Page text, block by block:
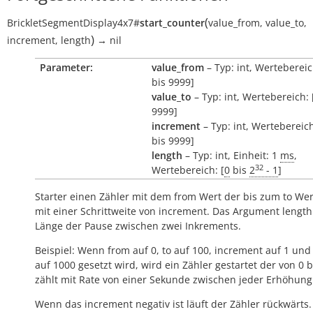
BrickletSegmentDisplay4x7#start_counter(value_from, value_to,
increment, length) → nil
Parameter: value_from – Typ: int,
bis 9999]
value_to – Typ: int, Wertebereich:
9999]
increment – Typ: int,
bis 9999]
length – Typ: int, Einheit: 1 ms,
Wertebereich: [0 bis 232 - 1]
Starter einen Zähler mit dem from Wert der bis zum to
mit einer Schrittweite von increment. Das Argument length
Länge der Pause zwischen zwei Inkrements.
Beispiel: Wenn from auf 0, to auf 100, increment auf 1 und
auf 1000 gesetzt wird, wird ein Zähler gestartet der von 0
zählt mit Rate von einer Sekunde zwischen jeder
Wenn das increment negativ ist läuft der Zähler rückwärts.